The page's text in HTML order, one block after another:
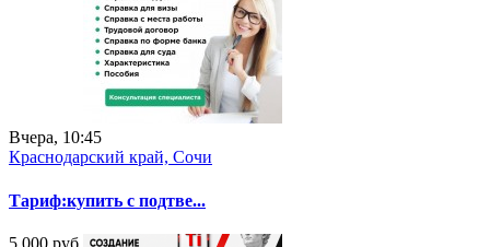
Вчера, 10:45
Краснодарский край, Сочи
Тариф:купить с подтве...
5 000 руб.